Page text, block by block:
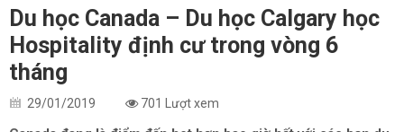
Du học Canada – Du học Calgary học
Hospitality định cư trong vòng 6
tháng
29/01/2019 701 Lượt xem